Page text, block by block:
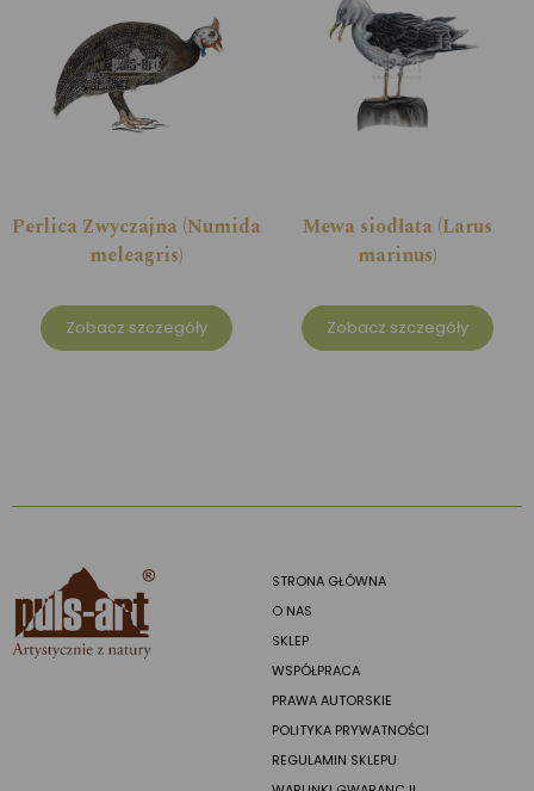
Perlica Zwyczajna (Numida
meleagris)
Zobacz szczegóły
Mewa siodłata (Larus
marinus)
Zobacz szczegóły
STRONA GŁÓWNA
O NAS
SKLEP
WSPÓŁPRACA
PRAWA AUTORSKIE
POLITYKA PRYWATNOŚCI
REGULAMIN SKLEPU